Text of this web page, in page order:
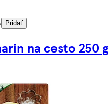
Pridať
na cesto 250 g